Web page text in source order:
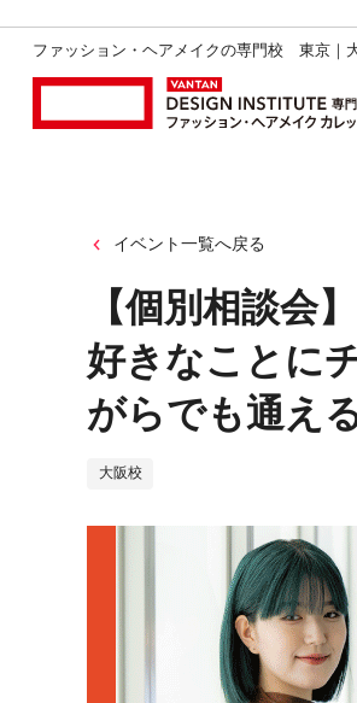
ファッション・ヘアメイクの専門校 東京｜
イベント一覧へ戻る
【個別相談会
好きなことに
がらでも通え
大阪校